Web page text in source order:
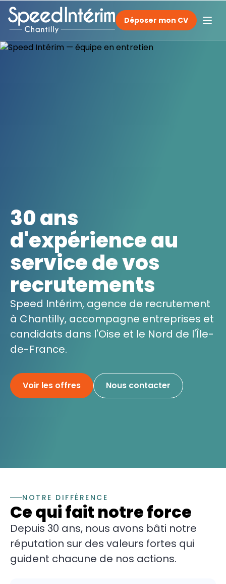
Déposer mon CV
30 ans
d'expérience au
service de vos
recrutements
Speed Intérim, agence de recrutement
à Chantilly, accompagne entreprises et
candidats dans l'Oise et le Nord de l'Île-
de-France.
Voir les offres Nous contacter
NOTRE DIFFÉRENCE
Ce qui fait notre force
Depuis 30 ans, nous avons bâti notre
réputation sur des valeurs fortes qui
guident chacune de nos actions.